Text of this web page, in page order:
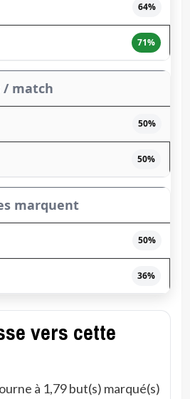
64%
71%
/ match
50%
50%
marquent
50%
36%
vers cette
à 1,79 but(s) marqué(s)